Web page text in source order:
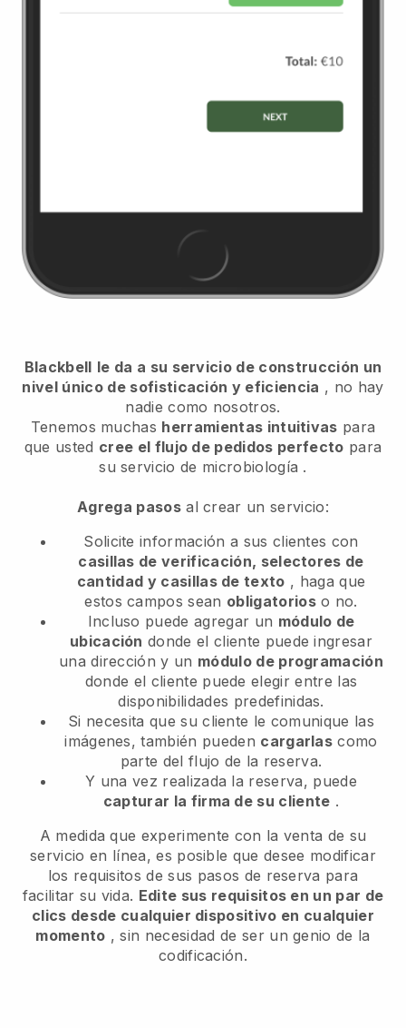
Blackbell le da a su servicio de construcción un
nivel único de sofisticación y eficiencia , no hay
nadie como nosotros.
Tenemos muchas herramientas intuitivas para
que usted cree el flujo de pedidos perfecto para
su servicio de microbiología .
Agrega pasosal crear un servicio:
Solicite información a sus clientes con
casillas de verificación, selectores de
cantidad y casillas de texto , haga que
estos campos sean obligatorioso no.
Incluso puede agregar un módulo de
ubicación donde el cliente puede ingresar
una dirección y un módulo de programación
donde el cliente puede elegir entre las
disponibilidades predefinidas.
Si necesita que su cliente le comunique las
imágenes, también pueden cargarlas como
parte del flujo de la reserva.
Y una vez realizada la reserva, puede
capturar la firma de su cliente .
A medida que experimente con la venta de su
servicio en línea, es posible que desee modificar
los requisitos de sus pasos de reserva para
facilitar su vida. Edite sus requisitos en un par de
clics desde cualquier dispositivo en cualquier
momento , sin necesidad de ser un genio de la
codificación.